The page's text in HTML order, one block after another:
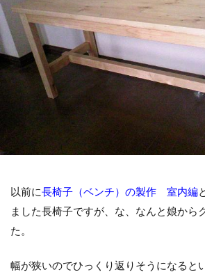
以前に長椅子（ベンチ）の製作 室内編
ました長椅子ですが、な、なんと娘から
た。
幅が狭いのでひっくり返りそうになると